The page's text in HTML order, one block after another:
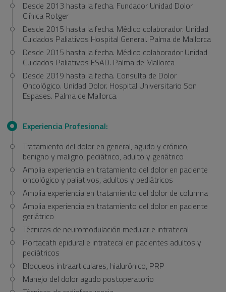
Desde 2013 hasta la fecha. Fundador Unidad Dolor
Clínica Rotger
Desde 2015 hasta la fecha. Médico colaborador. Unidad
Cuidados Paliativos Hospital General. Palma de Mallorca
Desde 2015 hasta la fecha. Médico colaborador Unidad
Cuidados Paliativos ESAD. Palma de Mallorca
Desde 2019 hasta la fecha. Consulta de Dolor
Oncológico. Unidad Dolor. Hospital Universitario Son
Espases. Palma de Mallorca.
Experiencia Profesional:
Tratamiento del dolor en general, agudo y crónico,
benigno y maligno, pediátrico, adulto y geriátrico
Amplia experiencia en tratamiento del dolor en paciente
oncológico y paliativos, adultos y pediátricos
Amplia experiencia en tratamiento del dolor de columna
Amplia experiencia en tratamiento del dolor en paciente
geriátrico
Técnicas de neuromodulación medular e intratecal
Portacath epidural e intratecal en pacientes adultos y
pediátricos
Bloqueos intraarticulares, hialurónico, PRP
Manejo del dolor agudo postoperatorio